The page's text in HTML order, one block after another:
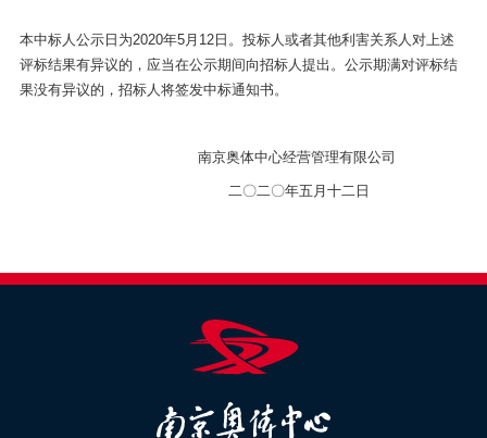
本中标人公示日为2020年5月12日。投标人或者其他利害关系人对上述
评标结果有异议的，应当在公示期间向招标人提出。公示期满对评标结
果没有异议的，招标人将签发中标通知书。
南京奥体中心经营管理有限公司
二〇二〇年五月十二日